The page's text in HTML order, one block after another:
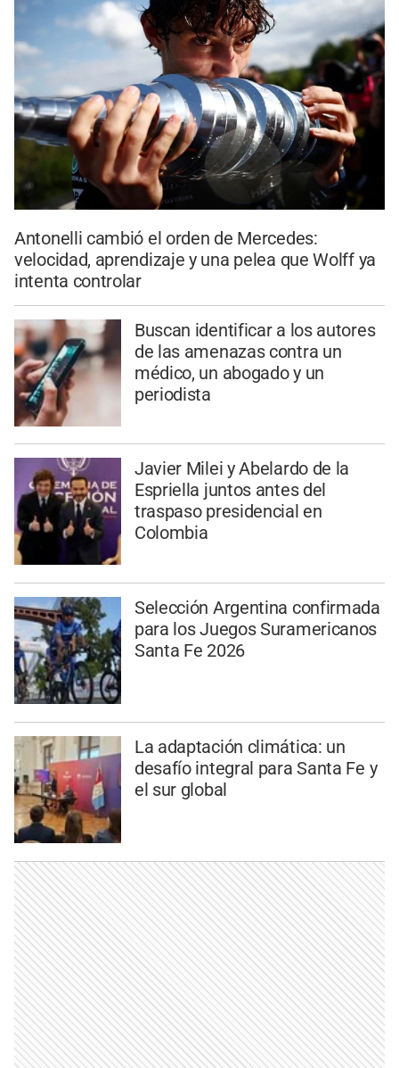
Antonelli cambió el orden de Mercedes:
velocidad, aprendizaje y una pelea que Wolff ya
intenta controlar
Buscan identificar a los autores
de las amenazas contra un
médico, un abogado y un
periodista
Javier Milei y Abelardo de la
Espriella juntos antes del
traspaso presidencial en
Colombia
Selección Argentina confirmada
para los Juegos Suramericanos
Santa Fe 2026
La adaptación climática: un
desafío integral para Santa Fe y
el sur global